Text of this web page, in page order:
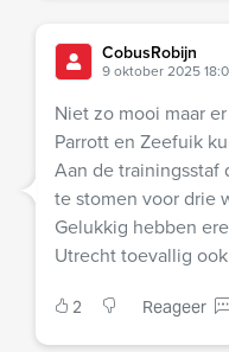
CobusRobijn
9 oktober 2025
Niet zo mooi maar
Parrott en Zeefuik
Aan de trainingsstaf
te stomen voor drie
Gelukkig hebben
Utrecht toevallig
2 Reageer